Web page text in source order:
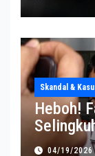
Skandal &
Heboh!
Korupsi
04/19/2026